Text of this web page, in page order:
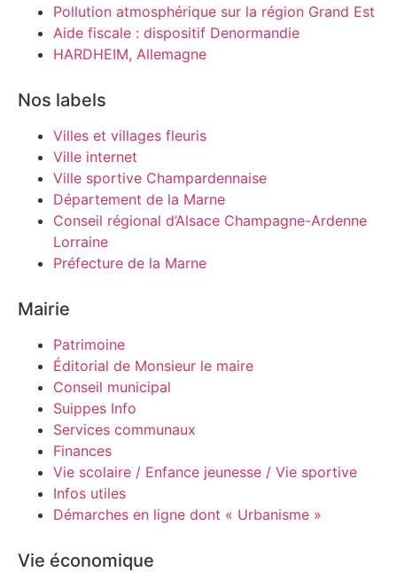
Pollution atmosphérique sur la région Grand Est
Aide fiscale : dispositif Denormandie
HARDHEIM, Allemagne
Nos labels
Villes et villages fleuris
Ville internet
Ville sportive Champardennaise
Département de la Marne
Conseil régional d’Alsace Champagne-Ardenne
Lorraine
Préfecture de la Marne
Mairie
Patrimoine
Éditorial de Monsieur le maire
Conseil municipal
Suippes Info
Services communaux
Finances
Vie scolaire / Enfance jeunesse / Vie sportive
Infos utiles
Démarches en ligne dont « Urbanisme »
Vie économique